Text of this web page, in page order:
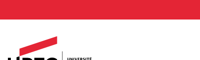
Accès directs
Recherche